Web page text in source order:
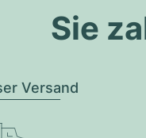
Sie
Versand